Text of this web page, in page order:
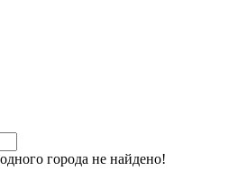
города не найдено!